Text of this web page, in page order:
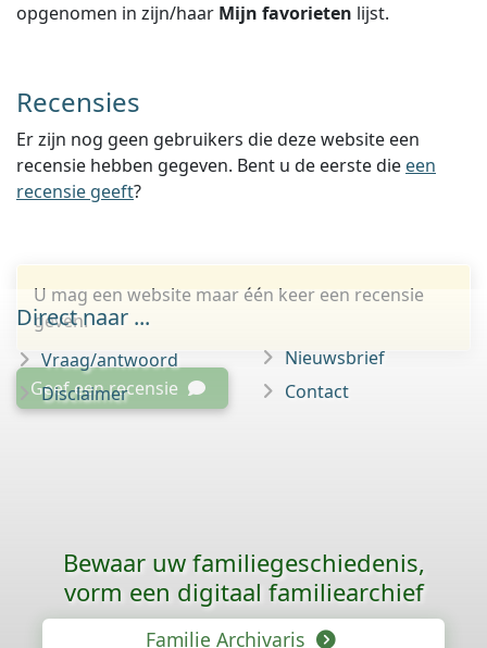
opgenomen in zijn/haar Mijn favorieten lijst.
Recensies
Er zijn nog geen gebruikers die deze website een
recensie hebben gegeven. Bent u de eerste die een
recensie geeft?
U mag een website maar één keer een recensie
geven.
Geef een recensie
Direct naar ...
Vraag/antwoord
Disclaimer
Nieuwsbrief
Contact
Bewaar uw familie­geschiedenis,
vorm een digitaal familiearchief
Familie Archivaris